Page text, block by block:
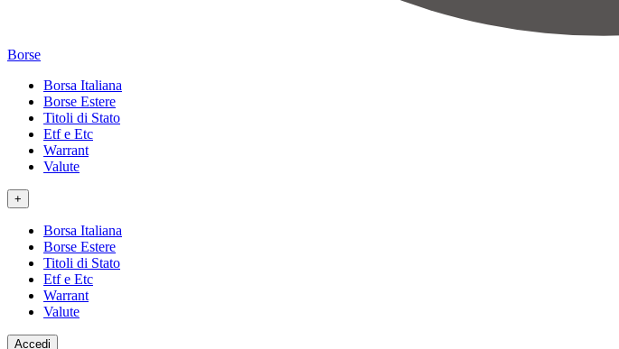
Borse
Borsa Italiana
Borse Estere
Titoli di Stato
Etf e Etc
Warrant
Valute
+
Borsa Italiana
Borse Estere
Titoli di Stato
Etf e Etc
Warrant
Valute
Accedi